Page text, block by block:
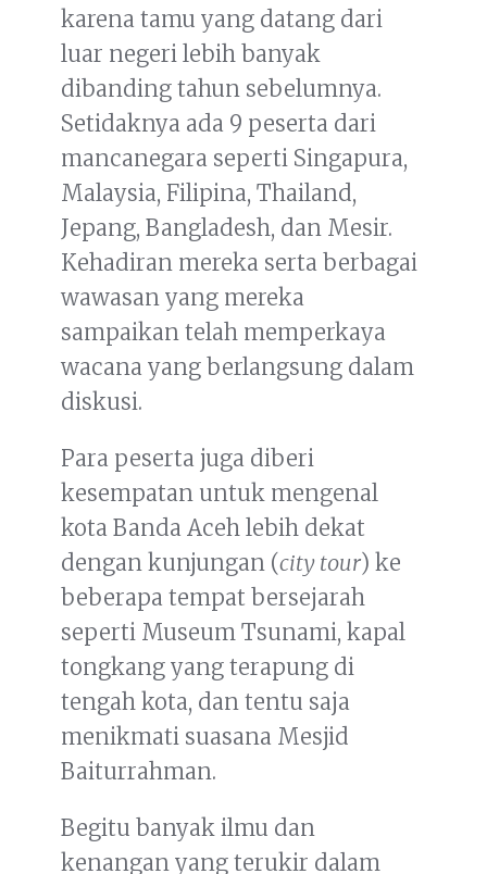
karena tamu yang datang dari
luar negeri lebih banyak
dibanding tahun sebelumnya.
Setidaknya ada 9 peserta dari
mancanegara seperti Singapura,
Malaysia, Filipina, Thailand,
Jepang, Bangladesh, dan Mesir.
Kehadiran mereka serta berbagai
wawasan yang mereka
sampaikan telah memperkaya
wacana yang berlangsung dalam
diskusi.
Para peserta juga diberi
kesempatan untuk mengenal
kota Banda Aceh lebih dekat
dengan kunjungan (city tour) ke
beberapa tempat bersejarah
seperti Museum Tsunami, kapal
tongkang yang terapung di
tengah kota, dan tentu saja
menikmati suasana Mesjid
Baiturrahman.
Begitu banyak ilmu dan
kenangan yang terukir dalam